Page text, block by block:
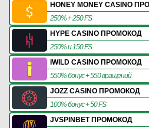
HONEY MONEY CASINO
250% + 250 FS
HYPE CASINO ПРОМОКОД
250% и 150 FS
IWILD CASINO ПРОМОКОД
550% бонус + 550 вращений
JOZZ CASINO ПРОМОКОД
100% бонус + 50 FS
JVSPINBET ПРОМОКОД